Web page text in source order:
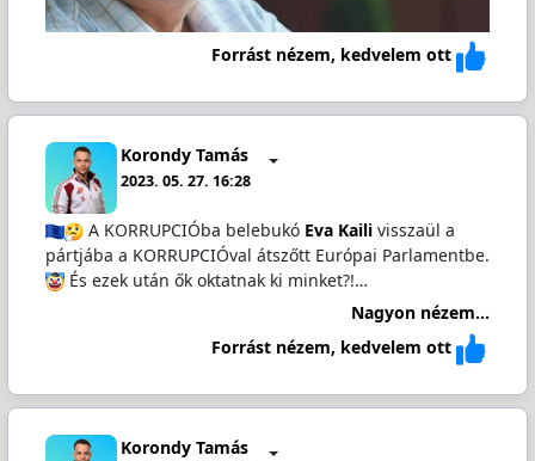
Forrást nézem, kedvelem ott
Korondy Tamás
2023. 05. 27. 16:28
A KORRUPCIÓba belebukó Eva Kailivisszaül a
pártjába a KORRUPCIÓval átszőtt Európai Parlamentbe.
És ezek után ők oktatnak ki minket?!…
Nagyon nézem...
Forrást nézem, kedvelem ott
Korondy Tamás